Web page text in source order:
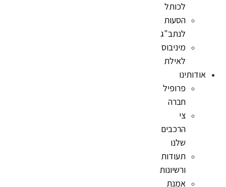
לכותל
הסעות
לנתב"ג
מיניבוס
לאילת
אודותינו
פרופיל
חברה
צי
הרכבים
שלנו
תעודות
ורשיונות
אמנת